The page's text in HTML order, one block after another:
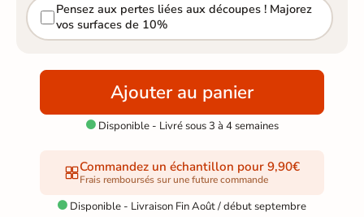
Pensez aux pertes liées aux découpes ! Majorez
vos surfaces de 10%
Ajouter au panier
Disponible - Livré sous 3 à 4 semaines
Commandez un échantillon pour 9,90€
Frais remboursés sur une future commande
 Disponible - Livraison Fin Août / début septembre